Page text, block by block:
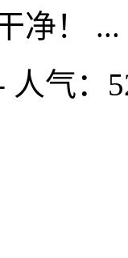
净！ ...
气：